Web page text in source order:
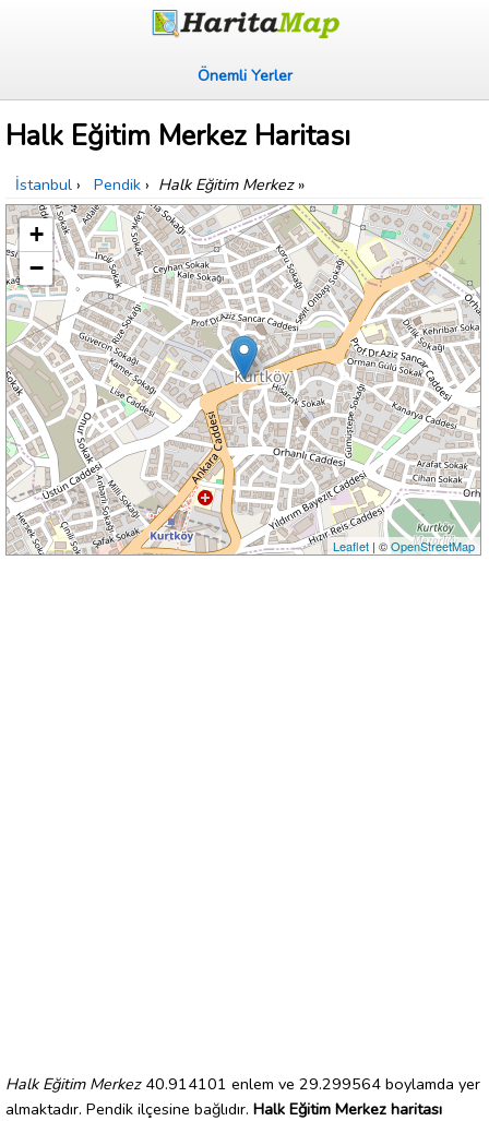
Önemli Yerler
Halk Eğitim Merkez Haritası
İstanbul › Pendik › Halk Eğitim Merkez»
+
−
Leaflet| ©OpenStreetMap
Halk Eğitim Merkez40.914101 enlem ve 29.299564 boylamda yer
almaktadır. Pendik ilçesine bağlıdır. Halk Eğitim Merkez haritası